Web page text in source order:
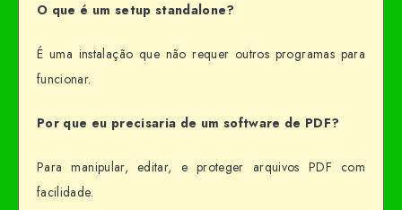
O que é um setup standalone?
É uma instalação que não requer outros programas para
funcionar.
Por que eu precisaria de um software de PDF?
Para manipular, editar, e proteger arquivos PDF com
facilidade.